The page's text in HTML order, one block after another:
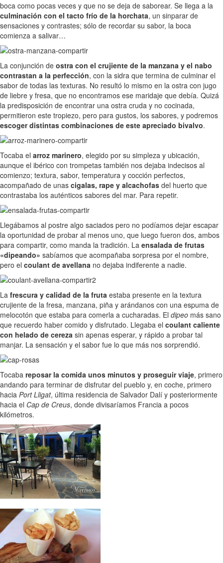
boca como pocas veces y que no se deja de saborear. Se llega a la
culminación con el tacto frío de la horchata, un sinparar de
sensaciones y contrastes; sólo de recordar su sabor, la boca
comienza a salivar…
La conjunción de ostra con el crujiente de la manzana y el nabo
contrastan a la perfección, con la sidra que termina de culminar el
sabor de todas las texturas. No resultó lo mismo en la ostra con jugo
de liebre y fresa, que no encontramos ese maridaje que debía. Quizá
la predisposición de encontrar una ostra cruda y no cocinada,
permitieron este tropiezo, pero para gustos, los sabores, y podremos
escoger distintas combinaciones de este apreciado bivalvo.
Tocaba el arroz marinero, elegido por su simpleza y ubicación,
aunque el ibérico con trompetas también nos dejaba indecisos al
comienzo; textura, sabor, temperatura y cocción perfectos,
acompañado de unas cigalas, rape y alcachofas del huerto que
contrastaba los auténticos sabores del mar. Para repetir.
Llegábamos al postre algo saciados pero no podíamos dejar escapar
la oportunidad de probar al menos uno, que luego fueron dos, ambos
para compartir, como manda la tradición. La ensalada de frutas
«dipeando» sabíamos que acompañaba sorpresa por el nombre,
pero el coulant de avellana no dejaba indiferente a nadie.
La frescura y calidad de la fruta estaba presente en la textura
crujiente de la fresa, manzana, piña y arándanos con una espuma de
melocotón que estaba para comerla a cucharadas. El dipeo más sano
que recuerdo haber comido y disfrutado. Llegaba el coulant caliente
con helado de cereza sin apenas esperar, y rápido a probar tal
manjar. La sensación y el sabor fue lo que más nos sorprendió.
Tocaba reposar la comida unos minutos y proseguir viaje, primero
andando para terminar de disfrutar del pueblo y, en coche, primero
hacia Port Lligat, última residencia de Salvador Dalí y posteriormente
hacia el Cap de Creus, donde divisaríamos Francia a pocos
kilómetros.